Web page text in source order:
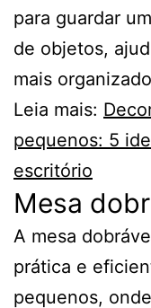
para guardar
de objetos,
mais
Leia mais:
pequenos: 5
escritório
Mesa
A mesa
prática e
pequenos,